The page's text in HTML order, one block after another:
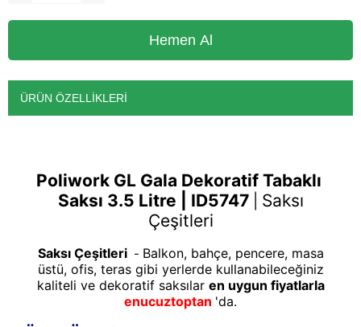
ÜRÜN ÖZELLIKLERI
Poliwork GL Gala Dekoratif Tabaklı
Saksı 3.5 Litre | ID5747
Saksı
Çeşitleri
Saksı Çeşitleri - Balkon, bahçe, pencere, masa
üstü, ofis, teras gibi yerlerde kullanabileceğiniz
kaliteli ve dekoratif saksılar en uygun fiyatlarla
enucuztoptan 'da.